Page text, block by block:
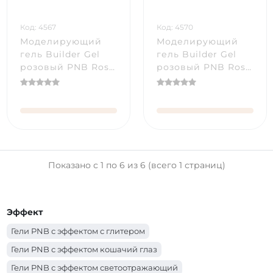
Код: 4567
Моделирующий
гель Builder Gel
розовый PNB Rose
James Veitch (15
Код: 4570
Моделирующий
гель Builder Gel
розовый PNB Rose
James Veitch (5 мл)
Показано с 1 по 6 из 6 (всего 1 страниц)
Эффект
Гели PNB с эффектом с глитером
Гели PNB с эффектом кошачий глаз
Гели PNB с эффектом светоотражающий